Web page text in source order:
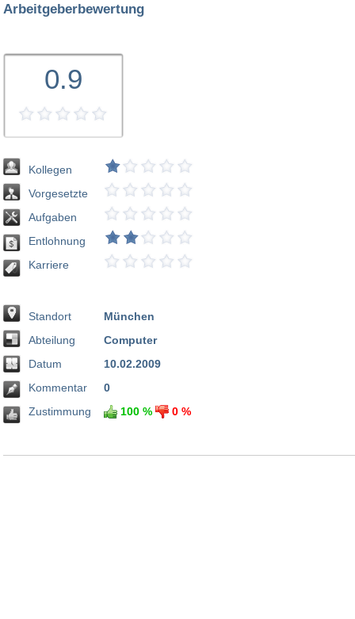
Arbeitgeberbewertung
0.9
Kollegen
Vorgesetzte
Aufgaben
Entlohnung
Karriere
Standort
Abteilung
Datum
Kommentar
Zustimmung
München
Computer
10.02.2009
0
100 %
0 %